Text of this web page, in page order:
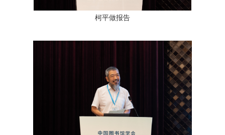
柯平做报告